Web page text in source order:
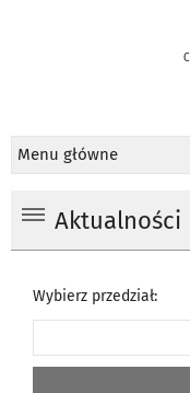
Menu główne
Aktualności
Wybierz przedział: